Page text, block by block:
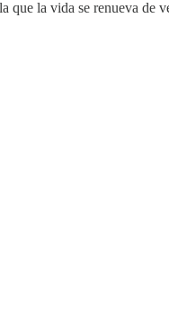
que la vida se renueva de